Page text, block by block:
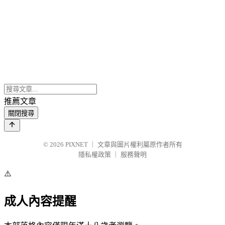
推薦文章
關閉搜尋
© 2026 PIXNET
文章與圖片權利屬原作者所有
隱私權政策
服務聲明
⚠️
成人內容提醒